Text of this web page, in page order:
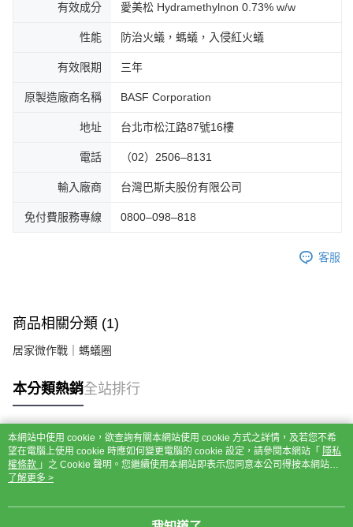
有效成分 愛美松 Hydramethylnon 0.73% w/w
性能 防治火蟻，螞蟻，入侵紅火蟻
有效限期 三年
原製造廠商名稱 BASF Corporation
地址 台北市松江路87號16樓
電話 （02）2506–8131
輸入廠商 台灣巴斯夫股份有限公司
免付費服務專線 0800–098–818
客服
商品相關分類 (1)
居家微作戰｜螞蟻圈
本分類熱銷全站排行
熱門標籤
本網站中使用 cookie，欲查詢有關本網站使用 cookie 方式之詳情，及若您不希
望在電腦上使用 cookie 時應如何變更電腦的 cookie 設定，請參閱本網站「 隱私
權條款 」之 Cookie 聲明。您繼續使用本網站即表示您同意本公司得按本網站使
用條款之 Cookie 聲明使用 cookie。
了解更多 >